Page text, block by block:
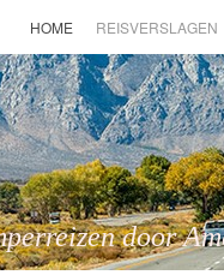
door
HOME REISVERSLAGEN